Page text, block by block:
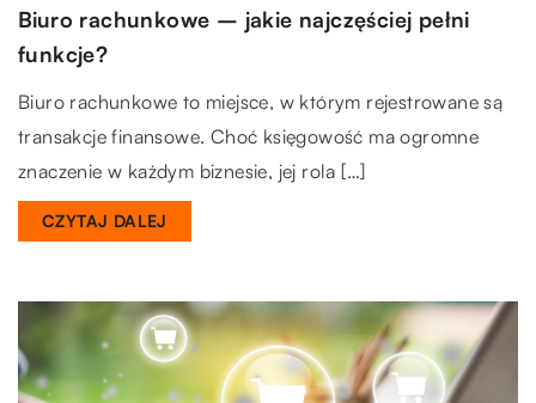
Biuro rachunkowe – jakie najczęściej pełni
funkcje?
Biuro rachunkowe to miejsce, w którym rejestrowane są
transakcje finansowe. Choć księgowość ma ogromne
znaczenie w każdym biznesie, jej rola […]
CZYTAJ DALEJ